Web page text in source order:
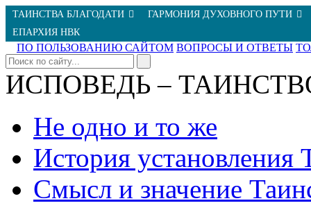
ТАИНСТВА БЛАГОДАТИ
ГАРМОНИЯ ДУХОВНОГО ПУТИ
ЕПАРХИЯ НВК
ПО ПОЛЬЗОВАНИЮ САЙТОМ ВОПРОСЫ И ОТВЕТЫ
ИСПОВЕДЬ –
Не одно и то же
История установления
Смысл и значение